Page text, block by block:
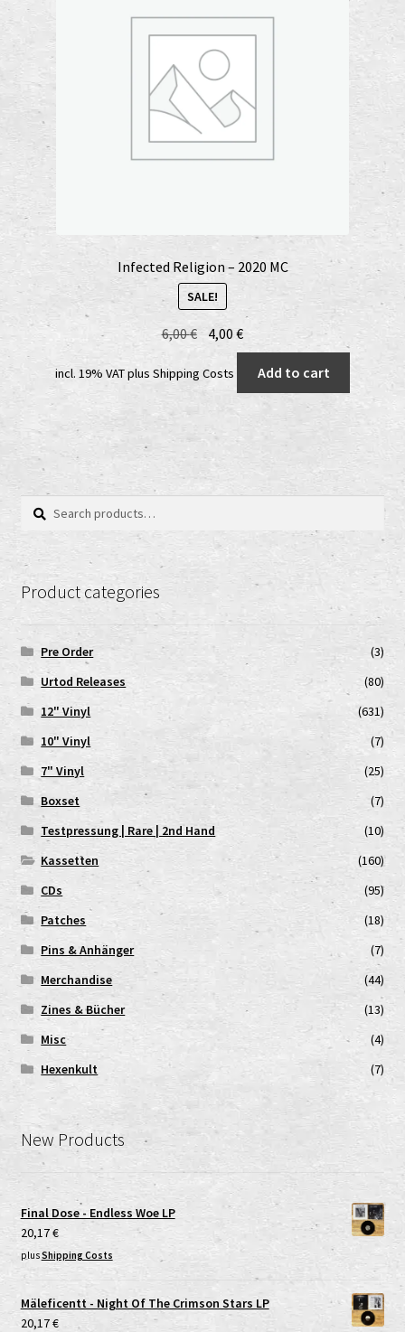
Infected Religion – 2020 MC
SALE!
6,00€ Original
was:
4,00€Current
price
4,00 €.
incl. 19% VATplus Shipping Costs Add to cart
Search
Search
Product categories
Pre Order
(3)
Urtod Releases
(80)
12" Vinyl
(631)
10" Vinyl
(7)
7" Vinyl
(25)
Boxset
(7)
Testpressung | Rare | 2nd Hand
(10)
Kassetten
(160)
CDs
(95)
Patches
(18)
Pins & Anhänger
(7)
Merchandise
(44)
Zines & Bücher
(13)
Misc
(4)
Hexenkult
(7)
New Products
Final Dose - Endless Woe LP
20,17€
plusShipping Costs
Mäleficentt - Night Of The Crimson Stars LP
20,17€